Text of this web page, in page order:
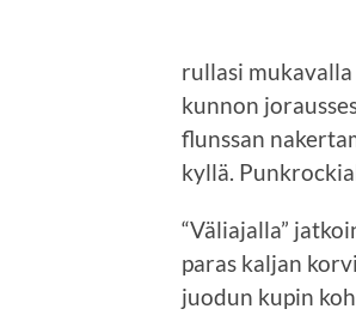
rullasi
kunnon
flunssan
kyllä.
“Väliajalla”
paras kaljan
juodun kupin